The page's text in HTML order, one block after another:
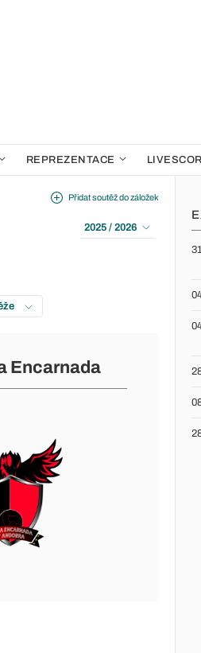
REPREZENTACE
Přidat soutěž do záložek
2025 / 2026
Encarnada